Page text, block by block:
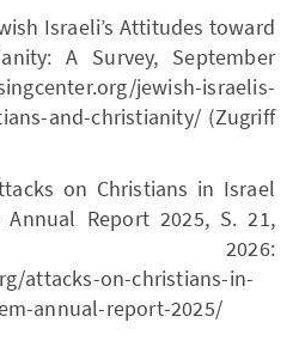
Israeli’s Attitudes toward
A Survey, September
jewish-israelis-
and-christianity/ (Zugriff
on Christians in Israel
Report 2025, S. 21,
2026:
attacks-on-christians-in-
annual-report-2025/